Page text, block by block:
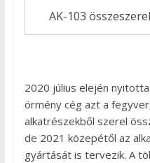
AK-103
2020 július elején
örmény cég azt a
alkatrészekből szerel
de 2021 közepétől az
gyártását is tervezik. A